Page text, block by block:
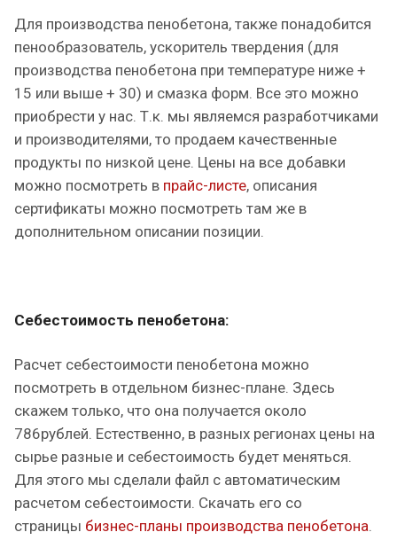
Для производства пенобетона, также понадобится
пенообразователь, ускоритель твердения (для
производства пенобетона при температуре ниже +
15 или выше + 30) и смазка форм. Все это можно
приобрести у нас. Т.к. мы являемся разработчиками
и производителями, то продаем качественные
продукты по низкой цене. Цены на все добавки
можно посмотреть в прайс-листе, описания
сертификаты можно посмотреть там же в
дополнительном описании позиции.
Себестоимость пенобетона:
Расчет себестоимости пенобетона можно
посмотреть в отдельном бизнес-плане. Здесь
скажем только, что она получается около
786рублей. Естественно, в разных регионах цены на
сырье разные и себестоимость будет меняться.
Для этого мы сделали файл с автоматическим
расчетом себестоимости. Скачать его со
страницы бизнес-планы производства пенобетона.